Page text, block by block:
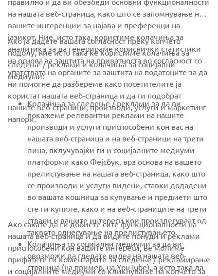
CORPORATE
FOR BUSINESS
MORE YAMAHA
SUPPORT
NEWSLETTER
Be the first one to learn about latest deals, special events, new
releases and much more
SUBSCRIBE
на нашата веб-страница, како што се запомнување на
вашите ингеренции за најава и преференци на
јазикот. Ние, исто така, користиме колачиња за
аналитика за да генерираме кориснички статистики
на основа за заштита на приватноста во согласност со
упатствата на органите за заштита на податоците за да
ни помогне да разбереме како посетителите ја
користат нашата веб-страница и да ги подобрат
нашите веб-страници, производи, услуги и маркетинг
напори.
Ако ја дадете вашата согласност преку копчето
подолу, ние исто така ќе користиме колачиња за
следење / реклами и колачиња за социјални
медиуми:
Колачиња за следење / реклами за да ви
покажеме релевантни реклами на нашите
производи и услуги приспособени кон вас на
нашата веб-страница и на веб-страници на трети
лица, вклучувајќи ги и социјалните медиуми
платформи како Фејсбук, врз основа на вашето
прелистување на нашата веб-страница, како што
се производи и услуги видени, ставки додадени
во вашата кошница за купување и предмети што
сте ги купиле, како и на веб-страниците на трети
страни и вашите интереси кои произлегуваат од
таквото однесување на прелистувањето.
Колачиња со социјални медиуми за да ви
овозможи да гледате видеа на нашата веб-
страница (на пример, на YouTube), а исто така да
Ако сакате да ги добиете сите функционалности на
нашата веб-страница и да видите понуди и реклами
приспособени кон вашите интереси, ве молиме
прифатете ги коментарите за следење / рекламирање
и социјалните медиуми со кликнување на копчето за